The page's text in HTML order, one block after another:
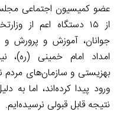
عضو کمیسیون اجتماعی
از ۱۵ دستگاه اعم از
جوانان، آموزش و پرورش و
امداد امام خمینی (ره)،
بهزیستی و سازمان‌های مردم
ورود پیدا کرده‌اند، اما به
نتیجه قابل قبولی نرسیده‌ایم.